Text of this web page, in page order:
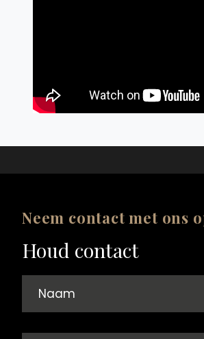
Neem contact met ons
Houd contact